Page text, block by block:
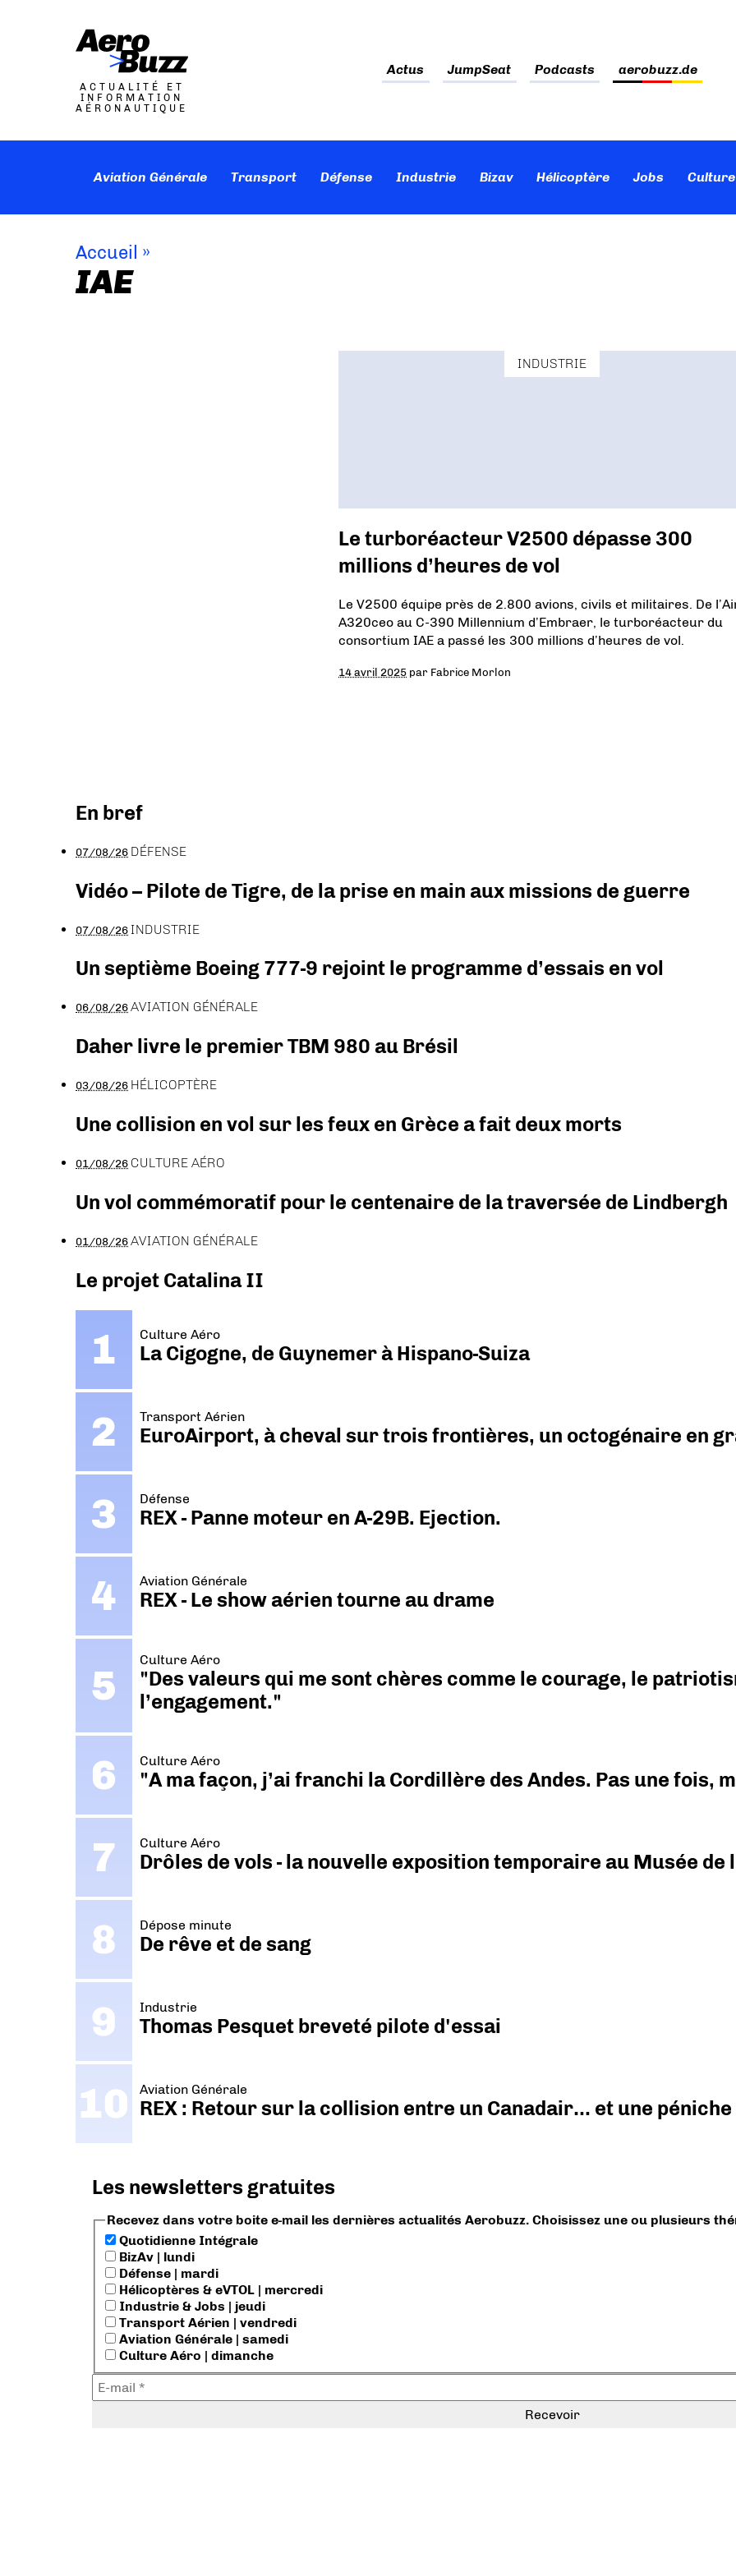
ACTUALITÉ ET
INFORMATION
AÉRONAUTIQUE
Actus JumpSeat Podcasts aerobuzz.de
Aviation Générale Transport Défense Industrie Bizav Hélicoptère Jobs
Accueil »
IAE
INDUSTRIE
Le turboréacteur V2500 dépasse 300
millions d’heures de vol
Le V2500 équipe près de 2.800 avions, civils et militaires. De
A320ceo au C-390 Millennium d’Embraer, le turboréacteur du
consortium IAE a passé les 300 millions d’heures de vol.
14 avril 2025 par Fabrice Morlon
En bref
07/08/26 DÉFENSE
Vidéo – Pilote de Tigre, de la prise en main aux missions de guerre
07/08/26INDUSTRIE
Un septième Boeing 777-9 rejoint le programme d’essais en vol
06/08/26AVIATION GÉNÉRALE
Daher livre le premier TBM 980 au Brésil
03/08/26 HÉLICOPTÈRE
Une collision en vol sur les feux en Grèce a fait deux morts
01/08/26 CULTURE AÉRO
Un vol commémoratif pour le centenaire de la traversée de Lindbergh
01/08/26AVIATION GÉNÉRALE
Le projet Catalina II
Culture Aéro
La Cigogne, de Guynemer à Hispano-Suiza
Transport Aérien
EuroAirport, à cheval sur trois frontières, un octogénaire en
Défense
REX - Panne moteur en A-29B. Ejection.
Aviation Générale
REX - Le show aérien tourne au drame
Culture Aéro
"Des valeurs qui me sont chères comme le courage, le
l’engagement."
Culture Aéro
"A ma façon, j’ai franchi la Cordillère des Andes. Pas une fois,
Culture Aéro
Drôles de vols - la nouvelle exposition temporaire au Musée de
Dépose minute
De rêve et de sang
Industrie
Thomas Pesquet breveté pilote d'essai
Aviation Générale
REX : Retour sur la collision entre un Canadair… et une péniche
Les newsletters gratuites
Recevez dans votre boite e-mail les dernières actualités Aerobuzz. Choisissez une ou plusieurs
Quotidienne Intégrale
BizAv | lundi
Défense | mardi
Hélicoptères & eVTOL | mercredi
Industrie & Jobs | jeudi
Transport Aérien | vendredi
Aviation Générale | samedi
Culture Aéro | dimanche